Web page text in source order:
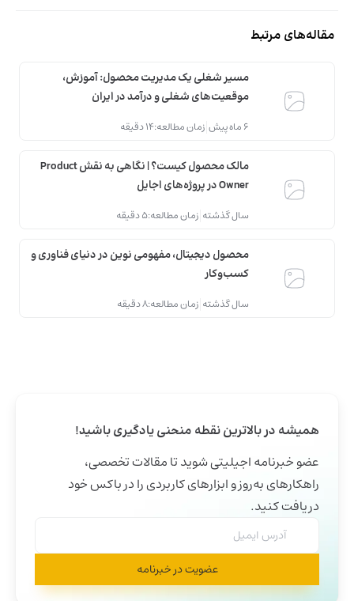
مقاله‌های مرتبط
مسیر شغلی یک مدیریت محصول: آموزش،
موقعیت‌های شغلی و درآمد در ایران
6 ماه پیش زمان مطالعه:14 دقیقه
مالک محصول کیست؟ | نگاهی به نقش Product
Owner در پروژه‌های اجایل
سال گذشته زمان مطالعه:5 دقیقه
محصول دیجیتال، مفهومی نوین در دنیای فناوری و
کسب‌وکار
سال گذشته زمان مطالعه:8 دقیقه
همیشه در بالاترین نقطه منحنی یادگیری باشید!
عضو خبرنامه اجیلیتی شوید تا مقالات تخصصی،
راهکارهای به‌روز و ابزارهای کاربردی را در باکس خود
دریافت کنید.
عضویت در خبرنامه